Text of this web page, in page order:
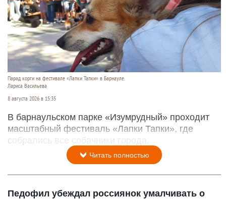
Парад корги на фестивале «Лапки Тапки» в Барнауле.
Лариса Васильева
8 августа 2026 в 15:35
В барнаульском парке «Изумрудный» проходит
масштабный фестиваль «Лапки Тапки», где
собрались все собачники города.
Читать полностью
Педофил убеждал россиянок умалчивать о